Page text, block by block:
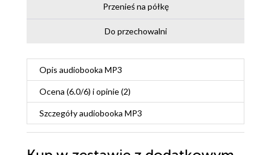
Przenieś na półkę
Do przechowalni
Opis audiobooka MP3
Ocena (6.0/6) i opinie (2)
Szczegółyaudiobooka MP3